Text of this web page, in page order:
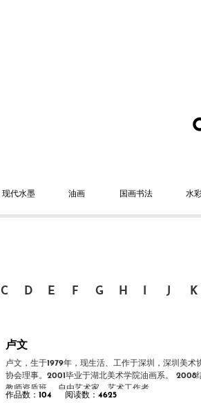
现代水墨 油画 国画书法 水
C D E F G H J K
卢文
卢文，生于1979年，现生活、工作于深圳，深圳美术
协会理事。2001毕业于湖北美术学院油画系。 2008
教师资质班， 自由艺术家，艺术工作者。
作品数：104
阅读数：4625